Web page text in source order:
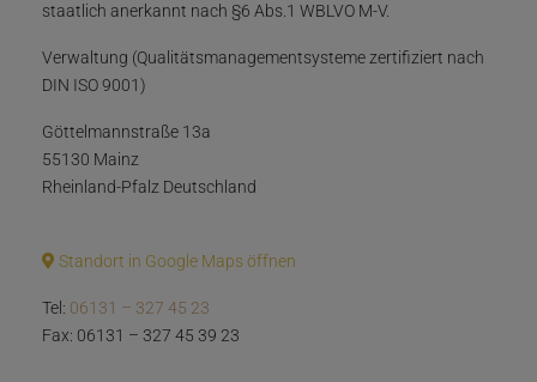
staatlich anerkannt nach §6 Abs.1 WBLVO M-V.
Verwaltung (Qualitätsmanagementsysteme zertifiziert nach
DIN ISO 9001)
Göttelmannstraße 13a
55130 Mainz
Rheinland-Pfalz Deutschland
Standort in Google Maps öffnen
Tel: 06131 – 327 45 23
Fax: 06131 – 327 45 39 23